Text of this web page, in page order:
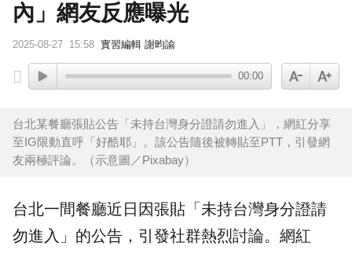
內」網友反應曝光
2025-08-27 15:58 實習編輯 謝昀諭
00:00
台北某餐廳張貼公告「未持台灣身分證請勿進入」，網紅分享
至IG限動直呼「好酷耶」。該公告隨後被轉貼至PTT，引發網
友兩極評論。（示意圖／Pixabay）
台北一間餐廳近日因張貼「未持台灣身分證請
勿進入」的公告，引發社群熱烈討論。 網紅